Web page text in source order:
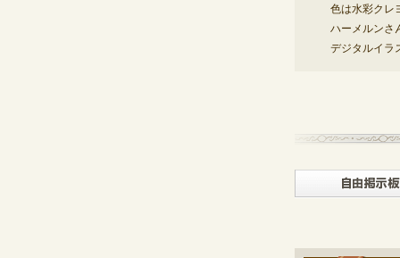
色は水彩クレ
ハーメルンさ
デジタルイ